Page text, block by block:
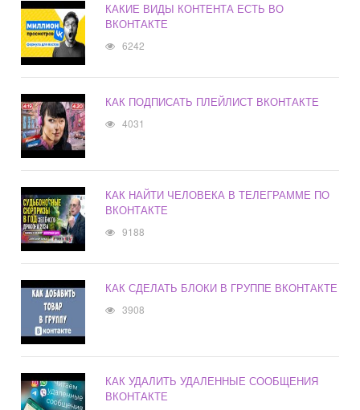
КАКИЕ ВИДЫ КОНТЕНТА ЕСТЬ ВО
ВКОНТАКТЕ
6242
КАК ПОДПИСАТЬ ПЛЕЙЛИСТ ВКОНТАКТЕ
4031
КАК НАЙТИ ЧЕЛОВЕКА В ТЕЛЕГРАММЕ ПО
ВКОНТАКТЕ
9188
КАК СДЕЛАТЬ БЛОКИ В ГРУППЕ ВКОНТАКТЕ
3908
КАК УДАЛИТЬ УДАЛЕННЫЕ СООБЩЕНИЯ
ВКОНТАКТЕ